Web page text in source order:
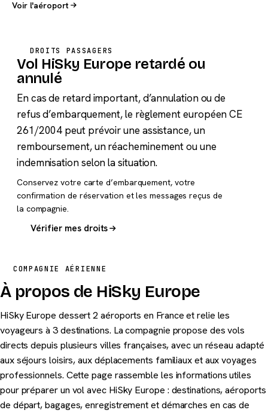
Voir l'aéroport
DROITS PASSAGERS
Vol HiSky Europe retardé ou
annulé
En cas de retard important, d’annulation ou de
refus d’embarquement, le règlement européen CE
261/2004 peut prévoir une assistance, un
remboursement, un réacheminement ou une
indemnisation selon la situation.
Conservez votre carte d’embarquement, votre
confirmation de réservation et les messages reçus de
la compagnie.
Vérifier mes droits
COMPAGNIE AÉRIENNE
À propos de HiSky Europe
HiSky Europe dessert 2 aéroports en France et relie les
voyageurs à 3 destinations. La compagnie propose des vols
directs depuis plusieurs villes françaises, avec un réseau adapté
aux séjours loisirs, aux déplacements familiaux et aux voyages
professionnels. Cette page rassemble les informations utiles
pour préparer un vol avec HiSky Europe : destinations, aéroports
de départ, bagages, enregistrement et démarches en cas de